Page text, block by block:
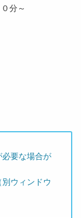
分～
要な場合が
別ウィンドウ